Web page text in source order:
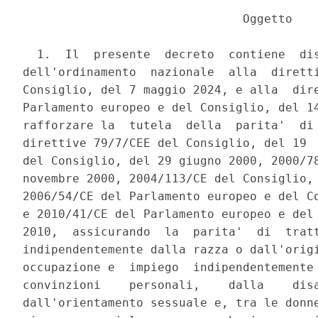
                               Oggetto
1.  Il  presente  decreto  contiene
dell'ordinamento  nazionale  alla
Consiglio, del 7 maggio 2024, e alla
Parlamento europeo e del Consiglio, del
rafforzare la  tutela  della  parita'
direttive 79/7/CEE del Consiglio, del 19
del Consiglio, del 29 giugno 2000, 2000/
novembre 2000, 2004/113/CE del
2006/54/CE del Parlamento europeo e
e 2010/41/CE del Parlamento europeo
2010,  assicurando  la  parita'  di
indipendentemente dalla razza o
occupazione e  impiego
convinzioni    personali,    dalla
dall'orientamento sessuale e, tra le